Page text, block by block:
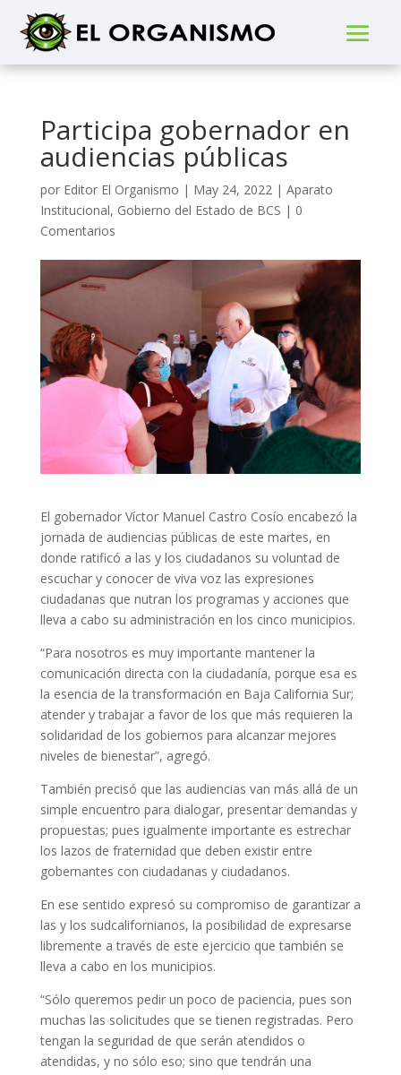
Participa gobernador en
audiencias públicas
por Editor El Organismo | May 24, 2022| Aparato
Institucional, Gobierno del Estado de BCS | 0
Comentarios
El gobernador Víctor Manuel Castro Cosío encabezó la
jornada de audiencias públicas de este martes, en
donde ratificó a las y los ciudadanos su voluntad de
escuchar y conocer de viva voz las expresiones
ciudadanas que nutran los programas y acciones que
lleva a cabo su administración en los cinco municipios.
“Para nosotros es muy importante mantener la
comunicación directa con la ciudadanía, porque esa es
la esencia de la transformación en Baja California Sur;
atender y trabajar a favor de los que más requieren la
solidaridad de los gobiernos para alcanzar mejores
niveles de bienestar”, agregó.
También precisó que las audiencias van más allá de un
simple encuentro para dialogar, presentar demandas y
propuestas; pues igualmente importante es estrechar
los lazos de fraternidad que deben existir entre
gobernantes con ciudadanas y ciudadanos.
En ese sentido expresó su compromiso de garantizar a
las y los sudcalifornianos, la posibilidad de expresarse
libremente a través de este ejercicio que también se
lleva a cabo en los municipios.
“Sólo queremos pedir un poco de paciencia, pues son
muchas las solicitudes que se tienen registradas. Pero
tengan la seguridad de que serán atendidos o
atendidas, y no sólo eso; sino que tendrán una